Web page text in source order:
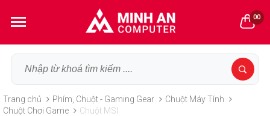
00
Trang chủ Phím, Chuột - Gaming Gear
Chuột Máy Tính
Chuột Chơi Game
Chuột MSI